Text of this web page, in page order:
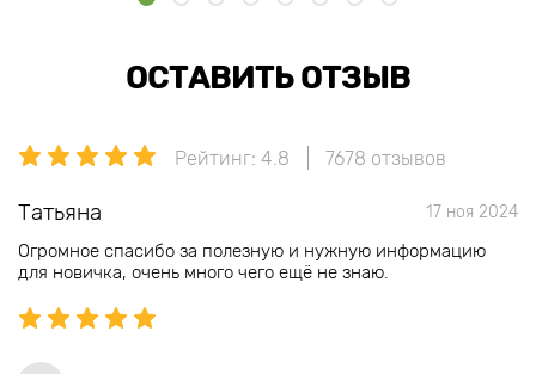
ОСТАВИТЬ ОТЗЫВ
Рейтинг: 4.8 7678 отзывов
Татьяна 17 ноя 2024
Огромное спасибо за полезную и нужную информацию
для новичка, очень много чего ещё не знаю.